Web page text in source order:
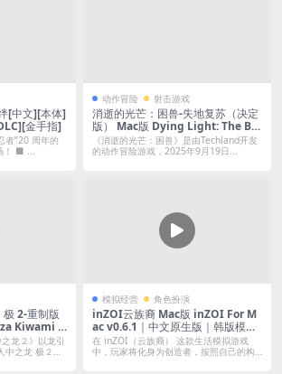
[中文][本体]
金手指]
者”20 周年的
！ ■ ...
动作冒险 射击游戏
消逝的光芒：困兽-失地复苏（决定
版） Mac版 Dying Light: The Be
ast For Mac v1.6.1｜中文移植版｜
末日丧尸生存3A新作｜全DLC+预
《消逝的光芒：困兽》是由Techland开发
的动作冒险游戏，2025年9月19日...
2-重制版
Kiwami 2
｜中文移植
如龙系列第
龙２》以龙引
之龙 极２》
模拟经营 角色扮演
inZOI云族裔 Mac版 inZOI For M
ac v0.6.1｜中文原生版｜韩版模拟
人生 含全DLC
在 inZOI（云族裔） 这款生活模拟游戏
中，玩家将化身为创造者，按照自己的构